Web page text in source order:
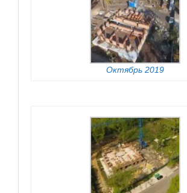
Октябрь 2019